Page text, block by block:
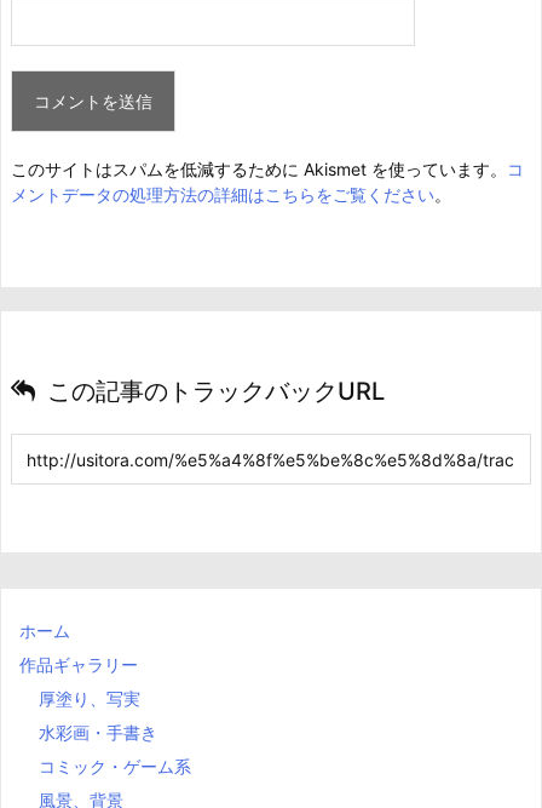
このサイトはスパムを低減するために Akismet を使っています。
コ
メントデータの処理方法の詳細はこちらをご覧ください。
この記事のトラックバックURL
ホーム
作品ギャラリー
厚塗り、写実
水彩画・手書き
コミック・ゲーム系
風景、背景